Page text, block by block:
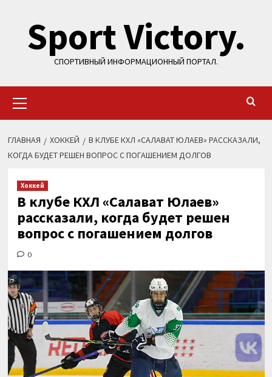
содержимому
Sport Victory.
СПОРТИВНЫЙ ИНФОРМАЦИОННЫЙ ПОРТАЛ.
меню
ГЛАВНАЯ ХОККЕЙ
В КЛУБЕ КХЛ «САЛАВАТ ЮЛАЕВ» РАССКАЗАЛИ,
КОГДА БУДЕТ РЕШЕН ВОПРОС С ПОГАШЕНИЕМ ДОЛГОВ
Хоккей
В клубе КХЛ «Салават Юлаев»
рассказали, когда будет решен
вопрос с погашением долгов
0